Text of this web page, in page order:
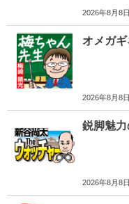
2026年8月8
オメガ
2026年8月8
鋭脚魅
2026年8月8